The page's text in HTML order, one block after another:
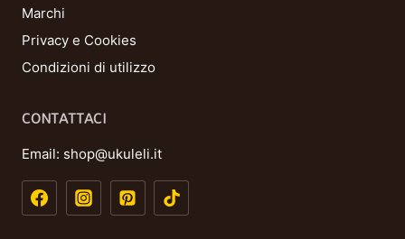
Marchi
Privacy e Cookies
Condizioni di utilizzo
CONTATTACI
Email: shop@ukuleli.it